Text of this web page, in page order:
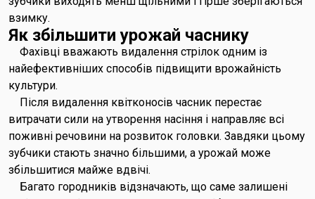
взимку.
Як збільшити урожай часнику
Фахівці вважають видалення стрілок одним із
найефективніших способів підвищити врожайність
культури.
Після видалення квітконосів часник перестає
витрачати сили на утворення насіння і направляє всі
поживні речовини на розвиток головки. Завдяки цьому
зубчики стають значно більшими, а урожай може
збільшитися майже вдвічі.
Багато городників відзначають, що саме залишені